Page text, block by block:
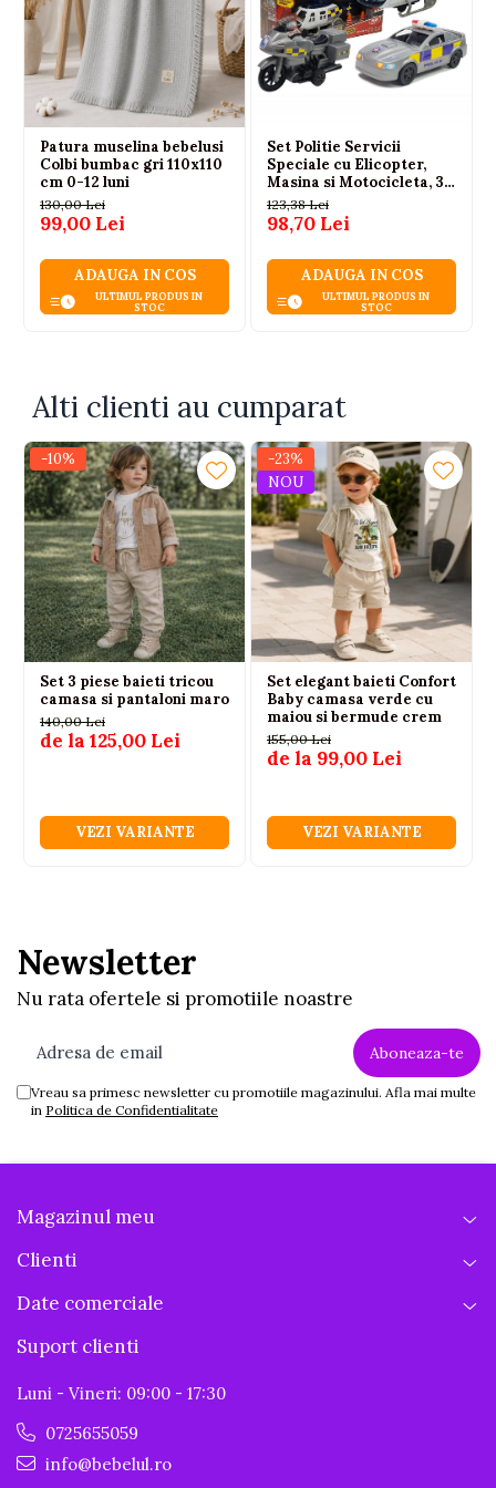
Patura muselina bebelusi
Colbi bumbac gri 110x110
cm 0-12 luni
130,00 Lei
99,00 Lei
ADAUGA IN COS
ULTIMUL PRODUS IN
STOC
Set Politie Servicii
Speciale cu Elicopter,
Masina si Motocicleta, 3
ani+
123,38 Lei
98,70 Lei
ADAUGA IN COS
ULTIMUL PRODUS IN
STOC
Alti clienti au cumparat
-10%
Set 3 piese baieti tricou
camasa si pantaloni maro
140,00 Lei
de la 125,00 Lei
VEZI VARIANTE
-23%
NOU
Set elegant baieti Confort
Baby camasa verde cu
maiou si bermude crem
155,00 Lei
de la 99,00 Lei
VEZI VARIANTE
Newsletter
Nu rata ofertele si promotiile noastre
Vreau sa primesc newsletter cu promotiile magazinului. Afla mai multe
in Politica de Confidentialitate
Magazinul meu
Clienti
Date comerciale
Suport clienti
Luni - Vineri: 09:00 - 17:30
0725655059
info@bebelul.ro